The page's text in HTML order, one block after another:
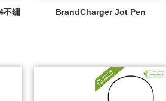
不鏽
BrandCharger Jot Pen